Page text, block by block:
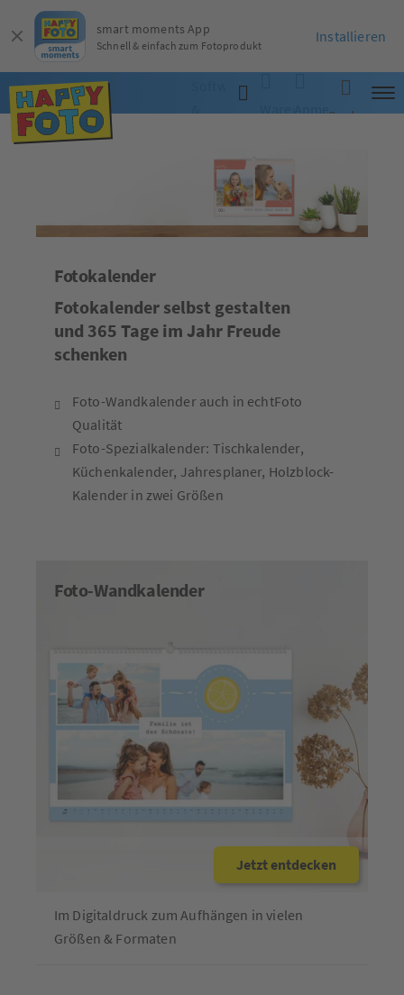
Software
WarenkorbAnmelden
Suche
Fotokalender
Fotokalender selbst gestalten
und 365 Tage im Jahr Freude
schenken
Foto-Wandkalender auch in echtFoto
Qualität
Foto-Spezialkalender: Tischkalender,
Küchenkalender, Jahresplaner, Holzblock-
Kalender in zwei Größen
Foto-Wandkalender
Jetzt entdecken
Im Digitaldruck zum Aufhängen in vielen
Größen & Formaten
smart moments App
Schnell & einfach zum Fotoprodukt
Installieren